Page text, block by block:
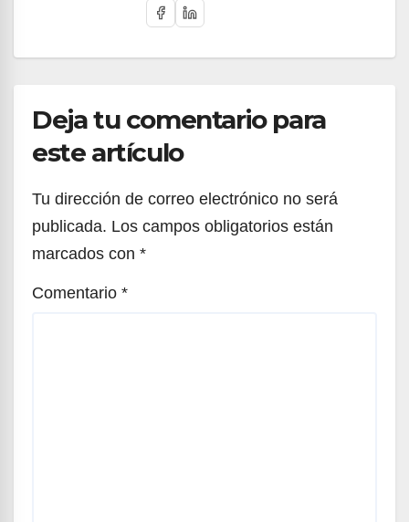
Deja tu comentario para
este artículo
Tu dirección de correo electrónico no será
publicada. Los campos obligatorios están
marcados con *
Comentario *